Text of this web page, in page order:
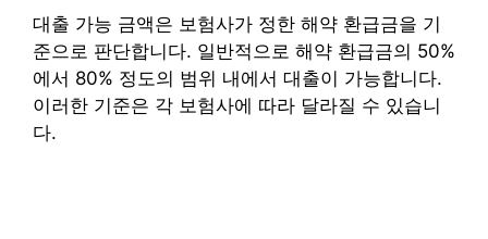
대출 가능 금액은 보험사가 정한 해약 환급금을 기
준으로 판단합니다. 일반적으로 해약 환급금의 50%
에서 80% 정도의 범위 내에서 대출이 가능합니다.
이러한 기준은 각 보험사에 따라 달라질 수 있습니
다.